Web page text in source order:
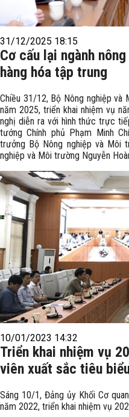
31/12/2025 18:15
Cơ cấu lại ngành
hàng hóa tập trung
Chiều 31/12, Bộ Nông nghiệp
năm 2025, triển khai nhiệm vụ
nghị diễn ra với hình thức trực
tướng Chính phủ Phạm Minh
trưởng Bộ Nông nghiệp và Môi
nghiệp và Môi trường Nguyễn
10/01/2023 14:32
Triển khai nhiệm vụ
viên xuất sắc tiêu
Sáng 10/1, Đảng ủy Khối Cơ
năm 2022, triển khai nhiệm vụ